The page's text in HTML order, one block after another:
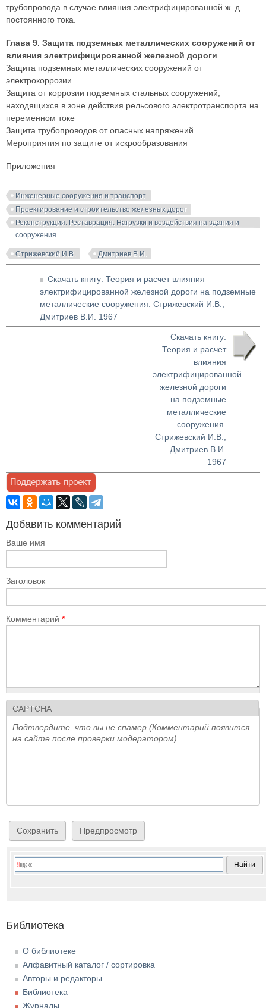
трубопровода в случае влияния электрифицированной ж. д.
постоянного тока.
Глава 9. Защита подземных металлических сооружений от
влияния электрифицированной железной дороги
Защита подземных металлических сооружений от
электрокоррозии.
Защита от коррозии подземных стальных сооружений,
находящихся в зоне действия рельсового электротранспорта на
переменном токе
Защита трубопроводов от опасных напряжений
Мероприятия по защите от искрообразования
Приложения
Инженерные сооружения и транспорт
Проектирование и строительство железных дорог
Реконструкция. Реставрация. Нагрузки и воздействия на здания и
сооружения
Стрижевский И.В. Дмитриев В.И.
Скачать книгу: Теория и расчет влияния
электрифицированной железной дороги на подземные
металлические сооружения. Стрижевский И.В.,
Дмитриев В.И. 1967
Скачать книгу:
Теория и расчет
влияния
электрифицированной
железной дороги
на подземные
металлические
сооружения.
Стрижевский И.В.,
Дмитриев В.И.
1967
Добавить комментарий
Ваше имя
Заголовок
Комментарий *
CAPTCHA
Подтвердите, что вы не спамер (Комментарий появится
на сайте после проверки модератором)
Библиотека
О библиотеке
Алфавитный каталог / сортировка
Авторы и редакторы
Библиотека
Журналы